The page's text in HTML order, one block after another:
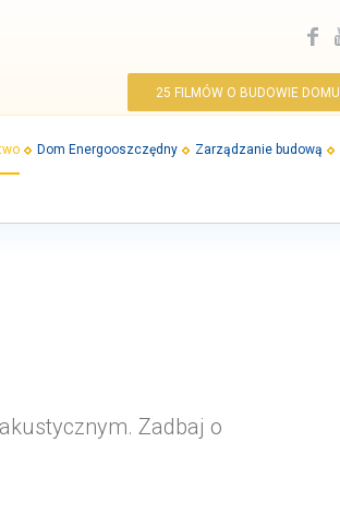
25 FILMÓW O BUDOWIE DOMU
Dom Energooszczędny Zarządzanie budową
Zadbaj o